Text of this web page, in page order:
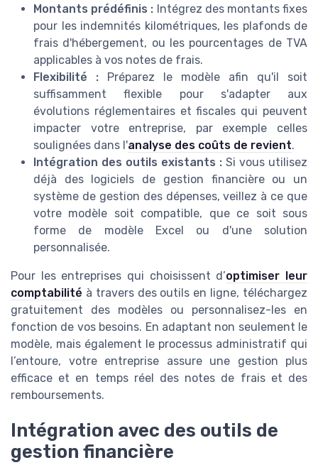
Montants prédéfinis : Intégrez des montants fixes
pour les indemnités kilométriques, les plafonds de
frais d'hébergement, ou les pourcentages de TVA
applicables à vos notes de frais.
Flexibilité : Préparez le modèle afin qu'il soit
suffisamment flexible pour s'adapter aux
évolutions réglementaires et fiscales qui peuvent
impacter votre entreprise, par exemple celles
soulignées dans l'analyse des coûts de revient.
Intégration des outils existants : Si vous utilisez
déjà des logiciels de gestion financière ou un
système de gestion des dépenses, veillez à ce que
votre modèle soit compatible, que ce soit sous
forme de modèle Excel ou d'une solution
personnalisée.
Pour les entreprises qui choisissent d’optimiser leur
comptabilité à travers des outils en ligne, téléchargez
gratuitement des modèles ou personnalisez-les en
fonction de vos besoins. En adaptant non seulement le
modèle, mais également le processus administratif qui
l’entoure, votre entreprise assure une gestion plus
efficace et en temps réel des notes de frais et des
remboursements.
Intégration avec des outils de
gestion financière